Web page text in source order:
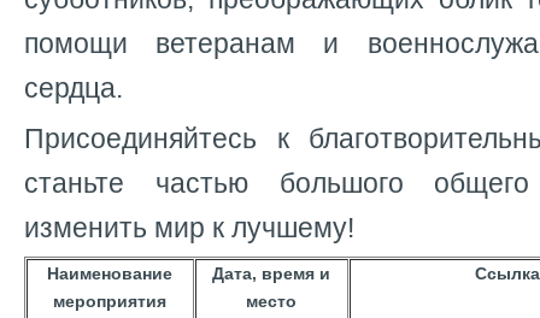
помощи ветеранам и
сердца.
Присоединяйтесь к
станьте частью большого
изменить мир к лучшему!
Наименование
мероприятия
Дата, время и
место